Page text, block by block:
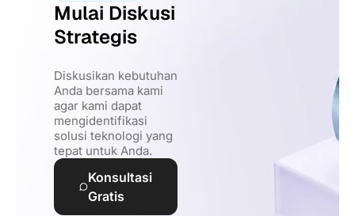
Mulai Diskusi
Strategis
Diskusikan kebutuhan
Anda bersama kami
agar kami dapat
mengidentifikasi
solusi teknologi yang
tepat untuk Anda.
Konsultasi
Gratis